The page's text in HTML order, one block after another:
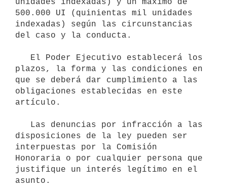
500.000 UI (quinientas mil unidades
indexadas) según las circunstancias
del caso y la conducta.
plazos, la forma y las condiciones en
que se deberá dar cumplimiento a las
obligaciones establecidas en este
artículo.
disposiciones de la ley pueden ser
interpuestas por la Comisión
Honoraria o por cualquier persona que
justifique un interés legítimo en el